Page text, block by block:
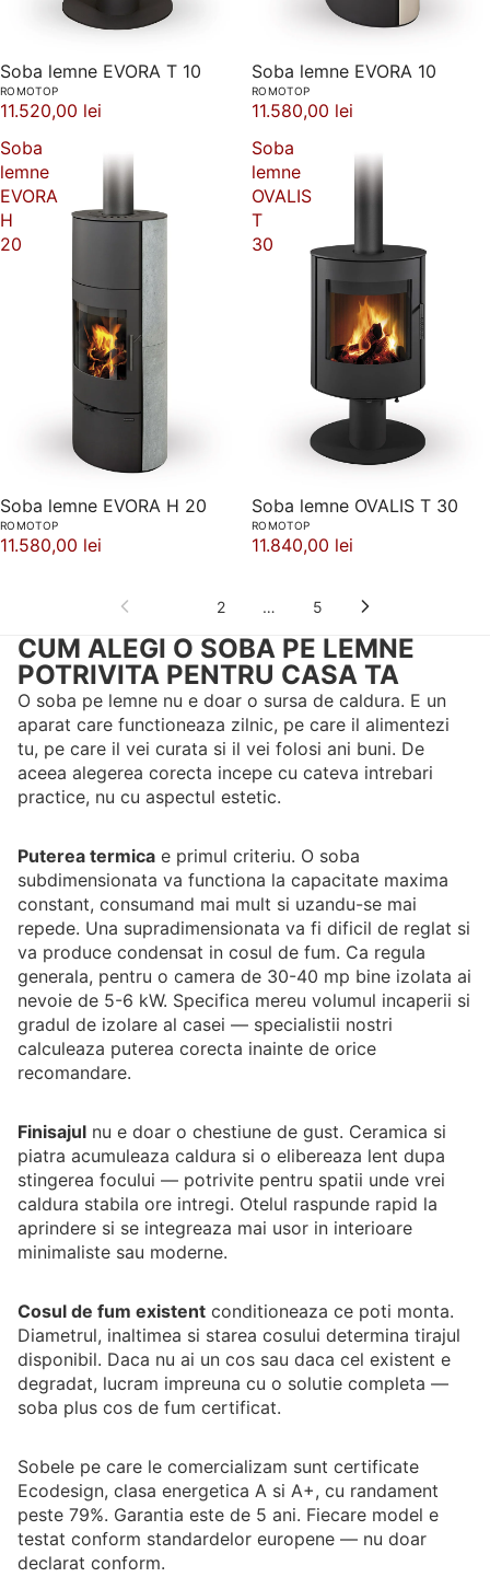
Soba lemne EVORA T 10
ROMOTOP
11.520,00 lei
Soba lemne EVORA 10
ROMOTOP
11.580,00 lei
Soba
lemne
EVORA
H
20
Soba lemne EVORA H 20
ROMOTOP
11.580,00 lei
Soba
lemne
OVALIS
T
30
Soba lemne OVALIS T 30
ROMOTOP
11.840,00 lei
2 … 5
CUM ALEGI O SOBA PE LEMNE
POTRIVITA PENTRU CASA TA
O soba pe lemne nu e doar o sursa de caldura. E un
aparat care functioneaza zilnic, pe care il alimentezi
tu, pe care il vei curata si il vei folosi ani buni. De
aceea alegerea corecta incepe cu cateva intrebari
practice, nu cu aspectul estetic.
Puterea termica e primul criteriu. O soba
subdimensionata va functiona la capacitate maxima
constant, consumand mai mult si uzandu-se mai
repede. Una supradimensionata va fi dificil de reglat si
va produce condensat in cosul de fum. Ca regula
generala, pentru o camera de 30-40 mp bine izolata ai
nevoie de 5-6 kW. Specifica mereu volumul incaperii si
gradul de izolare al casei — specialistii nostri
calculeaza puterea corecta inainte de orice
recomandare.
Finisajul nu e doar o chestiune de gust. Ceramica si
piatra acumuleaza caldura si o elibereaza lent dupa
stingerea focului — potrivite pentru spatii unde vrei
caldura stabila ore intregi. Otelul raspunde rapid la
aprindere si se integreaza mai usor in interioare
minimaliste sau moderne.
Cosul de fum existent conditioneaza ce poti monta.
Diametrul, inaltimea si starea cosului determina tirajul
disponibil. Daca nu ai un cos sau daca cel existent e
degradat, lucram impreuna cu o solutie completa —
soba plus cos de fum certificat.
Sobele pe care le comercializam sunt certificate
Ecodesign, clasa energetica A si A+, cu randament
peste 79%. Garantia este de 5 ani. Fiecare model e
testat conform standardelor europene — nu doar
declarat conform.